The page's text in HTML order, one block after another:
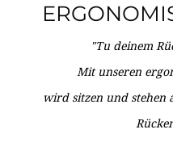
"Tu deinem
Mit unseren
wird sitzen und stehen